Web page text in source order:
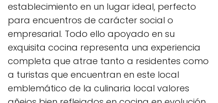
establecimiento en un lugar ideal, perfecto
para encuentros de carácter social o
empresarial. Todo ello apoyado en su
exquisita cocina representa una experiencia
completa que atrae tanto a residentes como
a turistas que encuentran en este local
emblemático de la culinaria local valores